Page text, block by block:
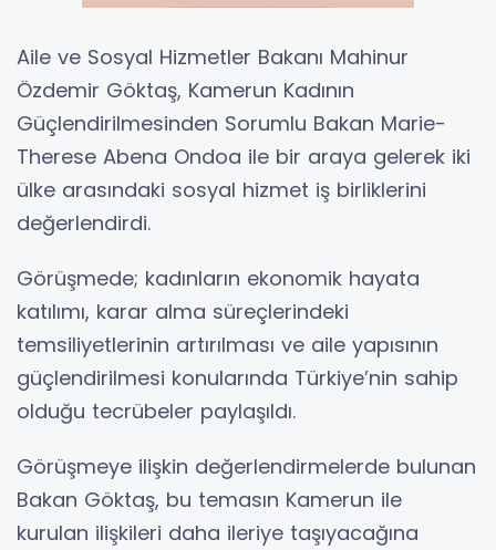
Aile ve Sosyal Hizmetler Bakanı Mahinur
Özdemir Göktaş, Kamerun Kadının
Güçlendirilmesinden Sorumlu Bakan Marie-
Therese Abena Ondoa ile bir araya gelerek iki
ülke arasındaki sosyal hizmet iş birliklerini
değerlendirdi.
Görüşmede; kadınların ekonomik hayata
katılımı, karar alma süreçlerindeki
temsiliyetlerinin artırılması ve aile yapısının
güçlendirilmesi konularında Türkiye’nin sahip
olduğu tecrübeler paylaşıldı.
Görüşmeye ilişkin değerlendirmelerde bulunan
Bakan Göktaş, bu temasın Kamerun ile
kurulan ilişkileri daha ileriye taşıyacağına